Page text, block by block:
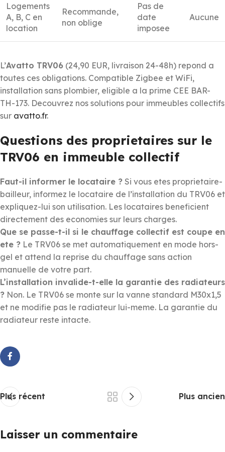
Logements
A, B, C en
location
Recommande,
non oblige
Pas de
date
imposee
Aucune
L’Avatto TRV06 (24,90 EUR, livraison 24-48h) repond a
toutes ces obligations. Compatible Zigbee et WiFi,
installation sans plombier, eligible a la prime CEE BAR-
TH-173. Decouvrez nos solutions pour immeubles collectifs
sur avatto.fr.
Questions des proprietaires sur le
TRV06 en immeuble collectif
Faut-il informer le locataire ? Si vous etes proprietaire-
bailleur, informez le locataire de l’installation du TRV06 et
expliquez-lui son utilisation. Les locataires beneficient
directement des economies sur leurs charges.
Que se passe-t-il si le chauffage collectif est coupe en
ete ? Le TRV06 se met automatiquement en mode hors-
gel et attend la reprise du chauffage sans action
manuelle de votre part.
L’installation invalide-t-elle la garantie des radiateurs
? Non. Le TRV06 se monte sur la vanne standard M30x1,5
et ne modifie pas le radiateur lui-meme. La garantie du
radiateur reste intacte.
Plus récent Plus ancien
Laisser un commentaire